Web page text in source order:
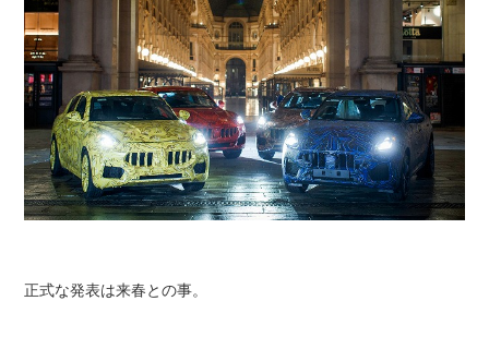
正式な発表は来春との事。